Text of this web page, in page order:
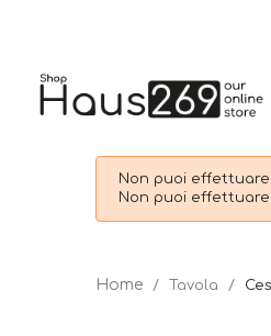
Non puoi
Non puoi
Tavola